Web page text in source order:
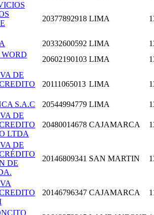
20377892918 LIMA
20332600592 LIMA
20602190103 LIMA
DE
20111065013 LIMA
S.A.C 20544994779 LIMA
DE
LTDA
20480014678 CAJAMARCA
DE
DE
20146809341 SAN MARTIN
20146796347 CAJAMARCA